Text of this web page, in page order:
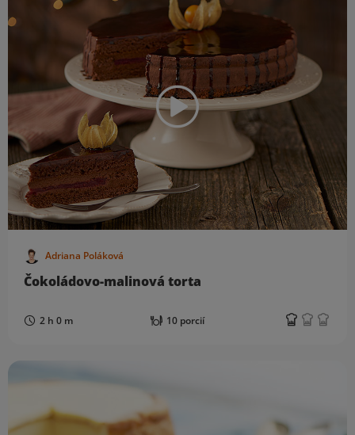
Adriana Poláková
Čokoládovo-malinová torta
2 h 0 m 10 porcií